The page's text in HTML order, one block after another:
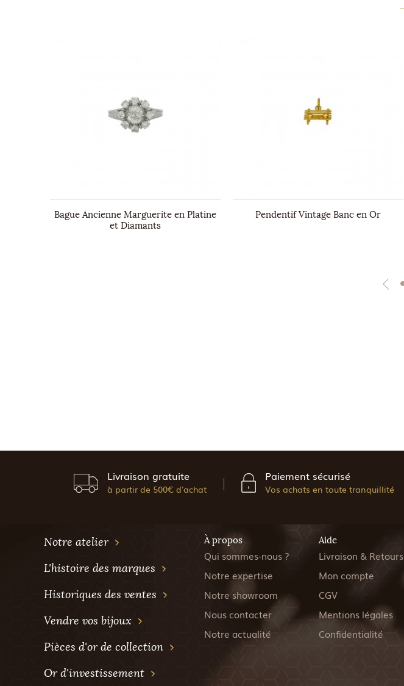
Bague Ancienne Marguerite en Platine
et Diamants
Pendentif Vintage Banc en Or
Livraison gratuite
à partir de 500€ d'achat
Paiement sécurisé
Vos achats en toute tranquillité
Notre atelier
L'histoire des marques
Historiques des ventes
Vendre vos bijoux
Pièces d'or de collection
Or d'investissement
À propos
Qui sommes-nous ?
Notre expertise
Notre showroom
Nous contacter
Notre actualité
Aide
Livraison & Retours
Mon compte
CGV
Mentions légales
Confidentialité